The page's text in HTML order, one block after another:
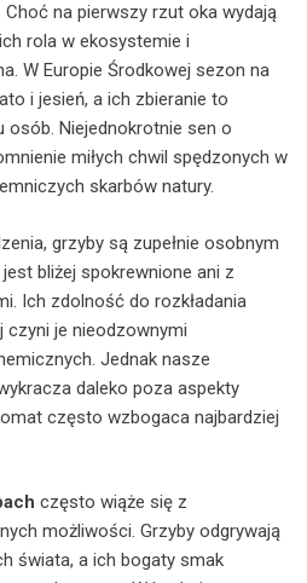
Choć na pierwszy rzut oka wydają
rola w ekosystemie i
W Europie Środkowej sezon na
i jesień, a ich zbieranie to
osób. Niejednokrotnie sen o
miłych chwil spędzonych w
skarbów natury.
grzyby są zupełnie osobnym
bliżej spokrewnione ani z
Ich zdolność do rozkładania
je nieodzownymi
Jednak nasze
daleko poza aspekty
często wzbogaca najbardziej
często wiąże się z
możliwości. Grzyby odgrywają
świata, a ich bogaty smak